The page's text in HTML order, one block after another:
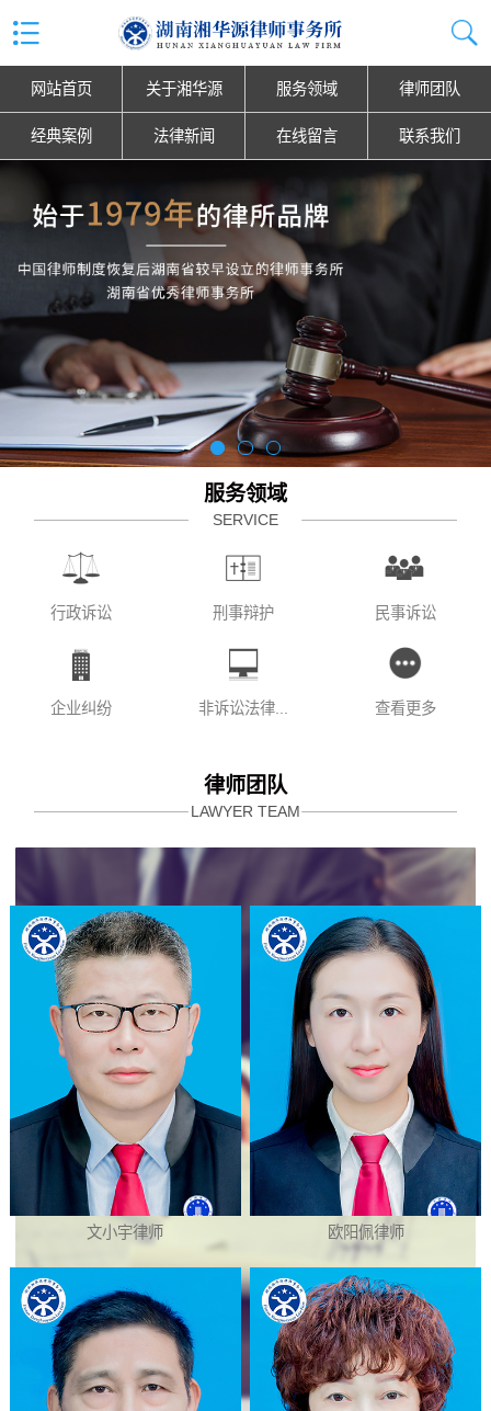
网站首页 关于湘华源 服务领域 律师团队
经典案例 法律新闻 在线留言 联系我们
服务领域
SERVICE
行政诉讼 刑事辩护 民事诉讼
企业纠纷 非诉讼法律... 查看更多
律师团队
LAWYER TEAM
文小宇律师 欧阳佩律师